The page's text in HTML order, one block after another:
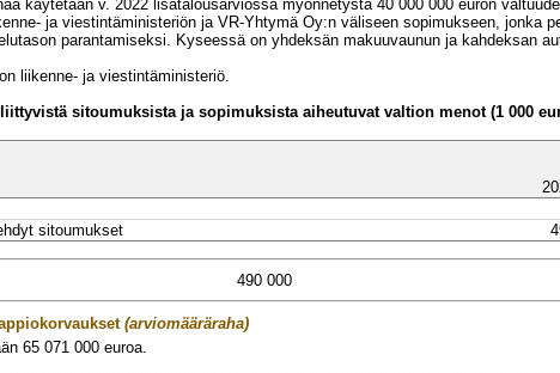
käytetään v. 2022 lisätalousarviossa myönnetystä 40 000 000 euron
ja viestintäministeriön ja VR-Yhtymä Oy:n väliseen sopimukseen, jonka
parantamiseksi. Kyseessä on yhdeksän makuuvaunun ja kahdeksan
liikenne- ja viestintäministeriö.
sitoumuksista ja sopimuksista aiheutuvat valtion menot (1 000
sitoumukset
490 000
(arviomääräraha)
65 071 000 euroa.